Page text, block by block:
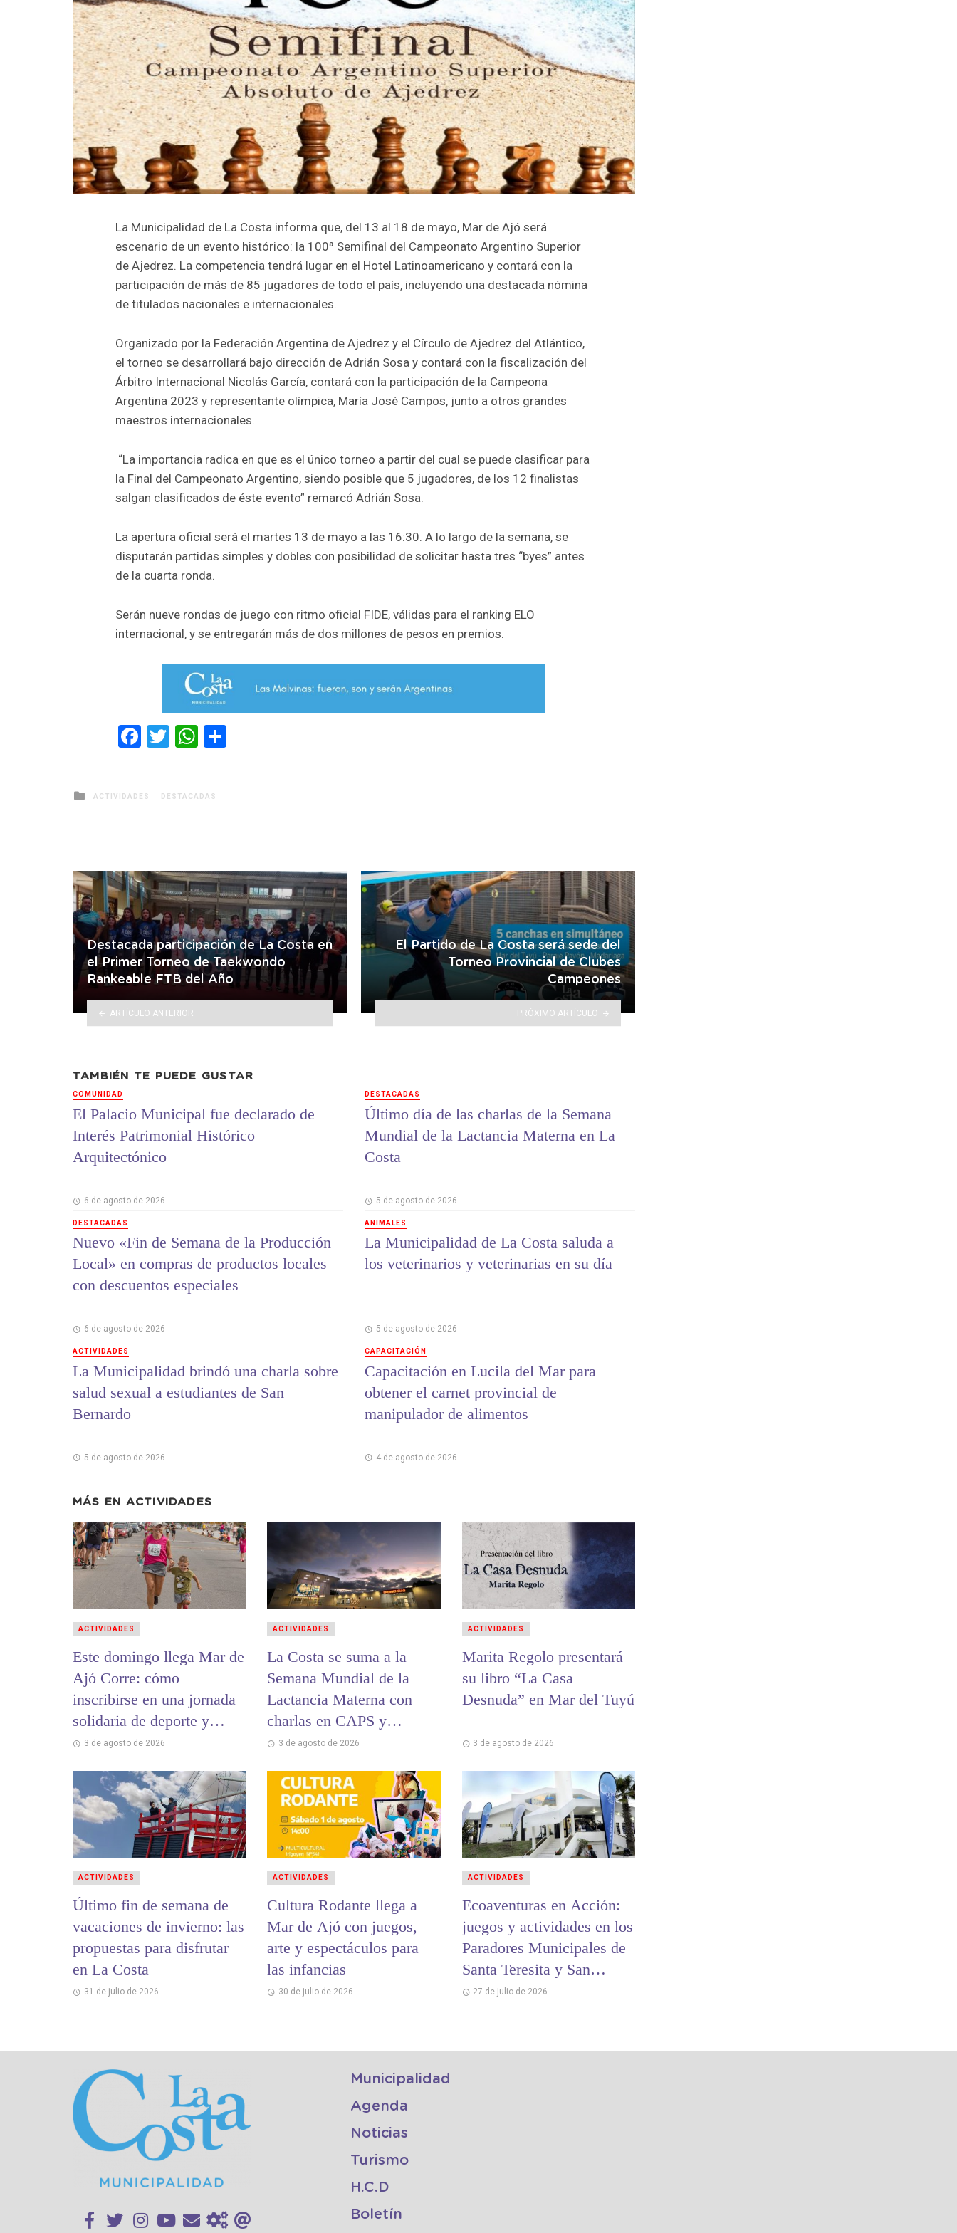
La Municipalidad de La Costa informa que, del 13 al 18 de mayo, Mar de Ajó será
escenario de un evento histórico: la 100ª Semifinal del Campeonato Argentino Superior
de Ajedrez. La competencia tendrá lugar en el Hotel Latinoamericano y contará con la
participación de más de 85 jugadores de todo el país, incluyendo una destacada nómina
de titulados nacionales e internacionales.
Organizado por la Federación Argentina de Ajedrez y el Círculo de Ajedrez del Atlántico,
el torneo se desarrollará bajo dirección de Adrián Sosa y contará con la fiscalización del
Árbitro Internacional Nicolás García, contará con la participación de la Campeona
Argentina 2023 y representante olímpica, María José Campos, junto a otros grandes
maestros internacionales.
“La importancia radica en que es el único torneo a partir del cual se puede clasificar para
la Final del Campeonato Argentino, siendo posible que 5 jugadores, de los 12 finalistas
salgan clasificados de éste evento” remarcó Adrián Sosa.
La apertura oficial será el martes 13 de mayo a las 16:30. A lo largo de la semana, se
disputarán partidas simples y dobles con posibilidad de solicitar hasta tres “byes” antes
de la cuarta ronda.
Serán nueve rondas de juego con ritmo oficial FIDE, válidas para el ranking ELO
internacional, y se entregarán más de dos millones de pesos en premios.
Facebook
TwitterWhatsApp
Posted
in
ACTIVIDADES DESTACADAS
Destacada participación de La Costa en
el Primer Torneo de Taekwondo
Rankeable FTB del Año
ARTÍCULO ANTERIOR
El Partido de La Costa será sede del
Torneo Provincial de Clubes
Campeones
PRÓXIMO ARTÍCULO
TAMBIÉN TE PUEDE GUSTAR
COMUNIDAD
El Palacio Municipal fue declarado de
Interés Patrimonial Histórico
Arquitectónico
6 de agosto de 2026
DESTACADAS
Nuevo «Fin de Semana de la Producción
Local» en compras de productos locales
con descuentos especiales
6 de agosto de 2026
ACTIVIDADES
La Municipalidad brindó una charla sobre
salud sexual a estudiantes de San
Bernardo
5 de agosto de 2026
DESTACADAS
Último día de las charlas de la Semana
Mundial de la Lactancia Materna en La
Costa
5 de agosto de 2026
ANIMALES
La Municipalidad de La Costa saluda a
los veterinarios y veterinarias en su día
5 de agosto de 2026
CAPACITACIÓN
Capacitación en Lucila del Mar para
obtener el carnet provincial de
manipulador de alimentos
4 de agosto de 2026
MÁS EN ACTIVIDADES
Este domingo llega Mar de
Ajó Corre: cómo
inscribirse en una jornada
solidaria de deporte y
encuentro
3 de agosto de 2026
ACTIVIDADES
La Costa se suma a la
Semana Mundial de la
Lactancia Materna con
charlas en CAPS y
hospitales
3 de agosto de 2026
ACTIVIDADES
Marita Regolo presentará
su libro “La Casa
Desnuda” en Mar del Tuyú
3 de agosto de 2026
ACTIVIDADES
Último fin de semana de
vacaciones de invierno: las
propuestas para disfrutar
en La Costa
31 de julio de 2026
ACTIVIDADES
Cultura Rodante llega a
Mar de Ajó con juegos,
arte y espectáculos para
las infancias
30 de julio de 2026
ACTIVIDADES
Ecoaventuras en Acción:
juegos y actividades en los
Paradores Municipales de
Santa Teresita y San
Bernardo
27 de julio de 2026
ACTIVIDADES
Municipalidad
Agenda
Noticias
Turismo
H.C.D
Boletín